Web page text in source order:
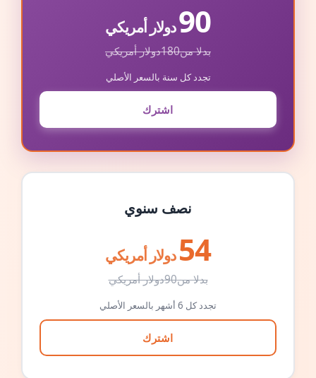
90دولار أمريكي
بدلا من180دولار أمريكي
تجدد كل سنة بالسعر الأصلي
اشترك
نصف سنوي
54 دولار أمريكي
بدلا من90دولار أمريكي
تجدد كل 6 أشهر بالسعر الأصلي
اشترك